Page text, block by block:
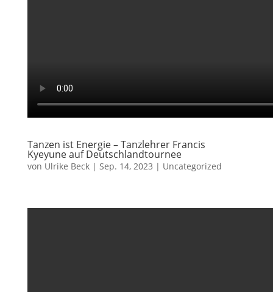
Tanzen ist Energie – Tanzlehrer Francis
Kyeyune auf Deutschlandtournee
von Ulrike Beck| Sep. 14, 2023 | Uncategorized